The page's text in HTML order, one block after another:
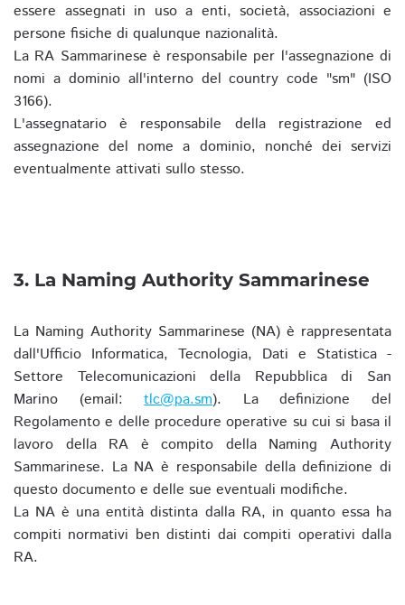
essere assegnati in uso a enti, società, associazioni e
persone fisiche di qualunque nazionalità.
La RA Sammarinese è responsabile per l'assegnazione di
nomi a dominio all'interno del country code "sm" (ISO
3166).
L'assegnatario è responsabile della registrazione ed
assegnazione del nome a dominio, nonché dei servizi
eventualmente attivati sullo stesso.
3. La Naming Authority Sammarinese
La Naming Authority Sammarinese (NA) è rappresentata
dall'Ufficio Informatica, Tecnologia, Dati e Statistica -
Settore Telecomunicazioni della Repubblica di San
Marino (email:tlc@pa.sm). La definizione del
Regolamento e delle procedure operative su cui si basa il
lavoro della RA è compito della Naming Authority
Sammarinese. La NA è responsabile della definizione di
questo documento e delle sue eventuali modifiche.
La NA è una entità distinta dalla RA, in quanto essa ha
compiti normativi ben distinti dai compiti operativi dalla
RA.